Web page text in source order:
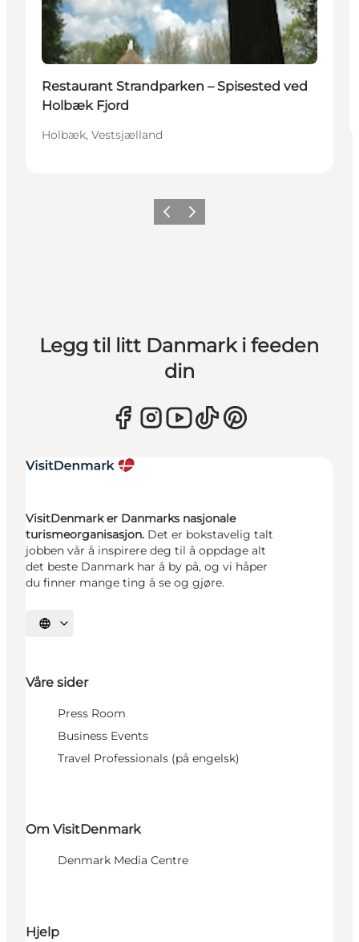
Restaurant Strandparken – Spisested ved
Holbæk Fjord
Holbæk, Vestsjælland
ForrigeNeste
Legg til litt Danmark i feeden
din
VisitDenmark er Danmarks nasjonale
turismeorganisasjon. Det er bokstavelig talt
jobben vår å inspirere deg til å oppdage alt
det beste Danmark har å by på, og vi håper
du finner mange ting å se og gjøre.
Velg språk
Våre sider
Press Room
Business Events
Travel Professionals (på engelsk)
Om VisitDenmark
Denmark Media Centre
Hjelp